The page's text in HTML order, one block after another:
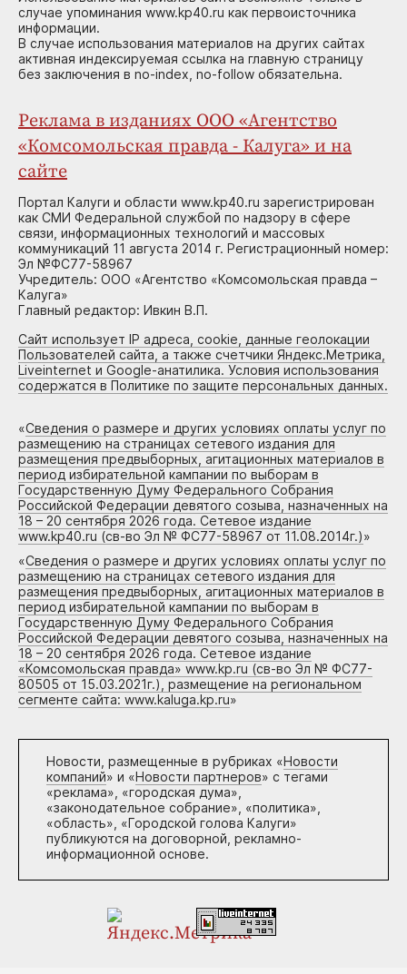
случае упоминания www.kp40.ru как первоисточника
информации.
В случае использования материалов на других сайтах
активная индексируемая ссылка на главную страницу
без заключения в no-index, no-follow обязательна.
Реклама в изданиях ООО «Агентство
«Комсомольская правда - Калуга» и на
сайте
Портал Калуги и области www.kp40.ru зарегистрирован
как СМИ Федеральной службой по надзору в сфере
связи, информационных технологий и массовых
коммуникаций 11 августа 2014 г. Регистрационный номер:
Эл №ФС77-58967
Учредитель: ООО «Агентство «Комсомольская правда –
Калуга»
Главный редактор: Ивкин В.П.
Сайт использует IP адреса, cookie, данные геолокации
Пользователей сайта, а также счетчики Яндекс.Метрика,
Liveinternet и Google-анатилика. Условия использования
содержатся в Политике по защите персональных данных.
«Сведения о размере и других условиях оплаты услуг по
размещению на страницах сетевого издания для
размещения предвыборных, агитационных материалов в
период избирательной кампании по выборам в
Государственную Думу Федерального Собрания
Российской Федерации девятого созыва, назначенных на
18 – 20 сентября 2026 года. Сетевое издание
www.kp40.ru (св-во Эл № ФС77-58967 от 11.08.2014г.)»
«Сведения о размере и других условиях оплаты услуг по
размещению на страницах сетевого издания для
размещения предвыборных, агитационных материалов в
период избирательной кампании по выборам в
Государственную Думу Федерального Собрания
Российской Федерации девятого созыва, назначенных на
18 – 20 сентября 2026 года. Сетевое издание
«Комсомольская правда» www.kp.ru (св-во Эл № ФС77-
80505 от 15.03.2021г.), размещение на региональном
сегменте сайта: www.kaluga.kp.ru»
Новости, размещенные в рубриках «Новости
компаний» и «Новости партнеров» с тегами
«реклама», «городская дума»,
«законодательное собрание», «политика»,
«область», «Городской голова Калуги»
публикуются на договорной, рекламно-
информационной основе.